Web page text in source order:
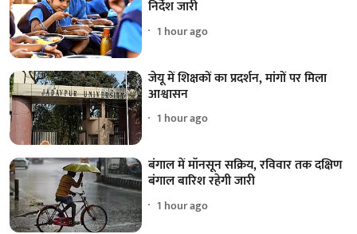
निर्देश जारी
1 hour ago
जेयू में शिक्षकों का प्रदर्शन, मांगों पर मिला
आश्वासन
1 hour ago
बंगाल में मॉनसून सक्रिय, रविवार तक दक्षिण
बंगाल बारिश रहेगी जारी
1 hour ago